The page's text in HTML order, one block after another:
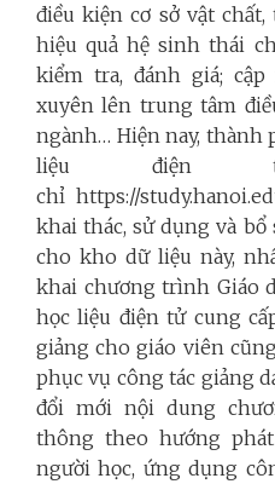
điều kiện cơ sở vật
hiệu quả hệ sinh thái
kiểm tra, đánh giá;
xuyên lên trung tâm
ngành… Hiện nay, thành
liệu điện
chỉ https://
khai thác, sử dụng và
cho kho dữ liệu này,
khai chương trình Giáo
học liệu điện tử cung
giảng cho giáo viên
phục vụ công tác giảng
đổi mới nội dung
thông theo hướng
người học, ứng dụng